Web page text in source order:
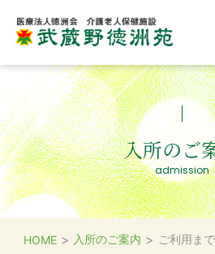
施設のご案内 サービス 入所のご
入所のご
admission
HOME > 入所のご案内 > ご利用ま